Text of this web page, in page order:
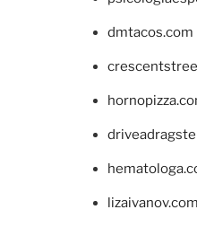
dmtacos.com
lizaivanov.com